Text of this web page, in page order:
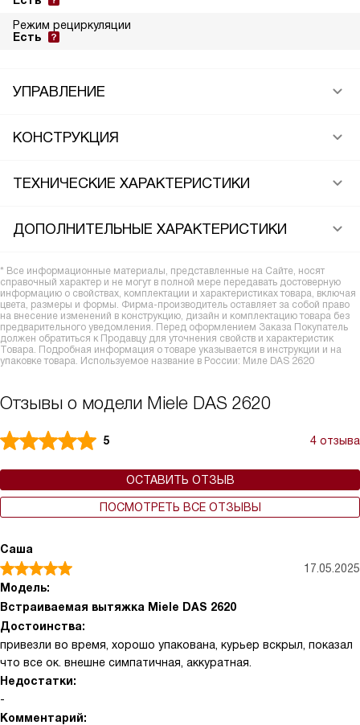
Режим рециркуляции
Есть
УПРАВЛЕНИЕ
КОНСТРУКЦИЯ
ТЕХНИЧЕСКИЕ ХАРАКТЕРИСТИКИ
ДОПОЛНИТЕЛЬНЫЕ ХАРАКТЕРИСТИКИ
* Все информационные материалы, представленные на Сайте, носят
справочный характер и не могут в полной мере передавать достоверную
информацию о свойствах, комплектации и характеристиках товара, включая
цвета, размеры и формы. Фирма-производитель оставляет за собой право
на внесение изменений в конструкцию, дизайн и комплектацию товара без
предварительного уведомления. Перед оформлением Заказа Покупатель
должен обратиться к Продавцу для уточнения свойств и характеристик
Товара. Подробная информация о товаре указывается в инструкции и на
упаковке товара. Используемое название в России: Миле DAS 2620
Отзывы о модели Miele DAS 2620
5 4 отзыва
ОСТАВИТЬ ОТЗЫВ
ПОСМОТРЕТЬ ВСЕ ОТЗЫВЫ
Саша
17.05.2025
Модель:
Встраиваемая вытяжка Miele DAS 2620
Достоинства:
привезли во время, хорошо упакована, курьер вскрыл, показал
что все ок. внешне симпатичная, аккуратная.
Недостатки:
-
Комментарий: